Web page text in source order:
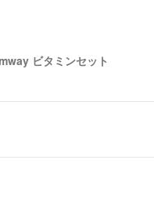
ビタミンセット